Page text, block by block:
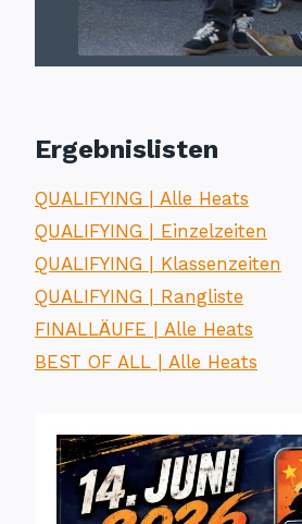
Ergebnislisten
QUALIFYING | Alle Heats
QUALIFYING | Einzelzeiten
QUALIFYING | Klassenzeiten
QUALIFYING | Rangliste
FINALLÄUFE | Alle Heats
BEST OF ALL | Alle Heats